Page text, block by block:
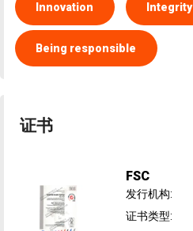
Innovation Integrity
Being responsible
证书
FSC
发行机构:
证书类型: